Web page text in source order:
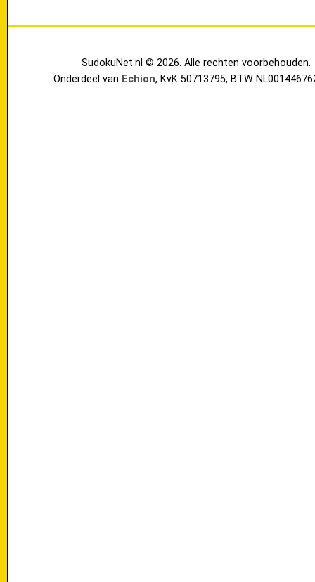
SudokuNet.nl © 2026. Alle rechten voorbehouden.
Onderdeel van Echion, KvK 50713795, BTW